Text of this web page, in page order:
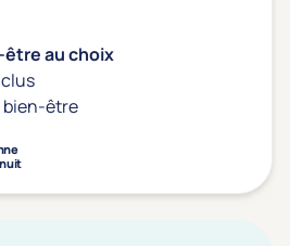
au choix
bien-être